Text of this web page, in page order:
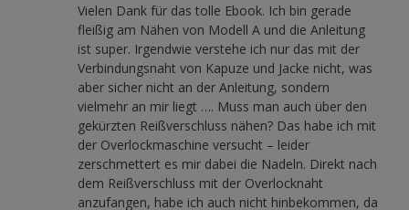
Vielen Dank für das tolle Ebook. Ich bin gerade
fleißig am Nähen von Modell A und die Anleitung
ist super. Irgendwie verstehe ich nur das mit der
Verbindungsnaht von Kapuze und Jacke nicht, was
aber sicher nicht an der Anleitung, sondern
vielmehr an mir liegt …. Muss man auch über den
gekürzten Reißverschluss nähen? Das habe ich mit
der Overlockmaschine versucht – leider
zerschmettert es mir dabei die Nadeln. Direkt nach
dem Reißverschluss mit der Overlocknaht
anzufangen, habe ich auch nicht hinbekommen, da